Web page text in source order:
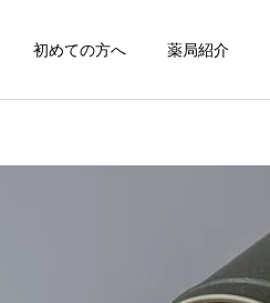
初めての方へ 薬局紹介
治療につ